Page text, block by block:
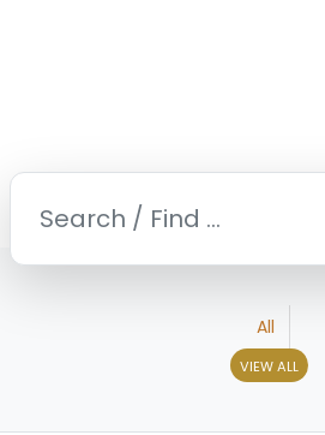
All
VIEW ALL